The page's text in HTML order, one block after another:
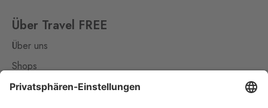
Über Travel FREE
Über uns
Shops
Kontakt